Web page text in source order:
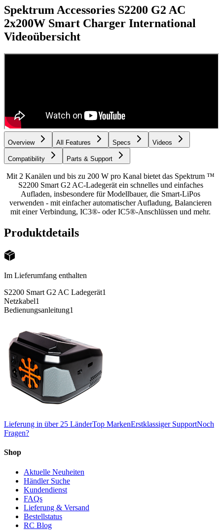
Spektrum Accessories S2200 G2 AC
2x200W Smart Charger International
Videoübersicht
Overview All Features Specs Videos
Compatibility Parts & Support
Mit 2 Kanälen und bis zu 200 W pro Kanal bietet das Spektrum ™
S2200 Smart G2 AC-Ladegerät ein schnelles und einfaches
Aufladen, insbesondere für Modellbauer, die Smart-LiPos
verwenden - mit einfacher automatischer Aufladung, Balancieren
mit einer Verbindung, IC3®- oder IC5®-Anschlüssen und mehr.
Produktdetails
Im Lieferumfang enthalten
S2200 Smart G2 AC Ladegerät1
Netzkabel1
Bedienungsanleitung1
Lieferung in über 25 LänderTop MarkenErstklassiger SupportNoch
Fragen?
Shop
Aktuelle Neuheiten
Händler Suche
Kundendienst
FAQs
Lieferung & Versand
Bestellstatus
RC Blog